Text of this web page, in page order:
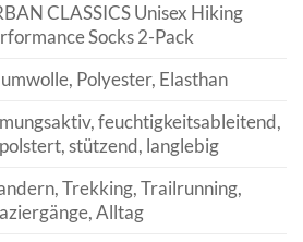
CLASSICS Unisex Hiking
Socks 2-Pack
Polyester, Elasthan
feuchtigkeitsableitend,
stützend, langlebig
Trekking, Trailrunning,
Alltag